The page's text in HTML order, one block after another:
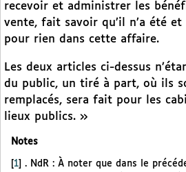
recevoir et administrer les
vente, fait savoir qu’il n’a été et
pour rien dans cette affaire.
Les deux articles ci-dessus
du public, un tiré à part, où ils
remplacés, sera fait pour les
lieux publics. »
Notes
1
. NdR : À noter que dans le